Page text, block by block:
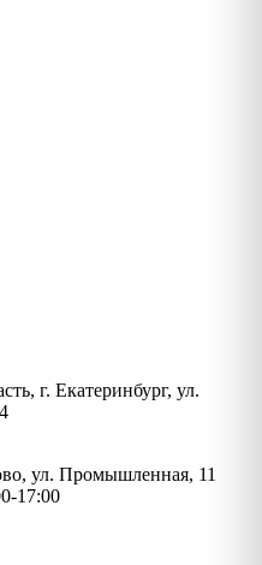
г. Екатеринбург, ул.
ул. Промышленная, 11
17:00